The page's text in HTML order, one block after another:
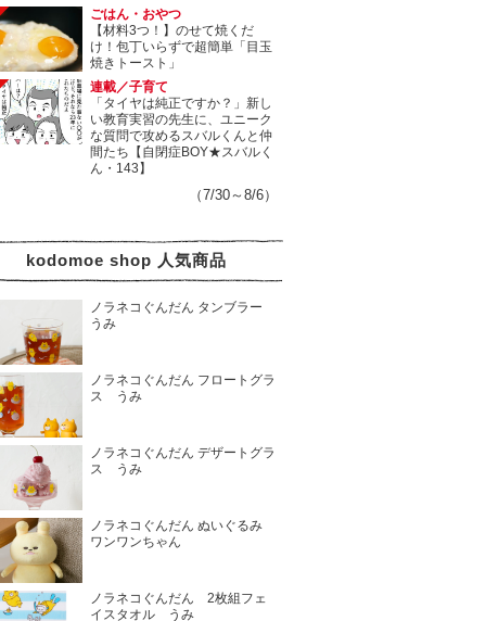
ごはん・おやつ
【材料3つ！】のせて焼くだ
け！包丁いらずで超簡単「目玉
焼きトースト」
連載／子育て
「タイヤは純正ですか？」新し
い教育実習の先生に、ユニーク
な質問で攻めるスバルくんと仲
間たち【自閉症BOY★スバルく
ん・143】
（7/30～8/6）
kodomoe shop 人気商品
ノラネコぐんだん タンブラー
うみ
ノラネコぐんだん フロートグラ
ス うみ
ノラネコぐんだん デザートグラ
ス うみ
ノラネコぐんだん ぬいぐるみ
ワンワンちゃん
ノラネコぐんだん 2枚組フェ
イスタオル うみ